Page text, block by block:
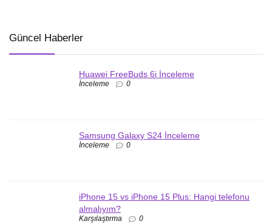
Güncel Haberler
Huawei FreeBuds 6i İnceleme
İnceleme 0
Samsung Galaxy S24 İnceleme
İnceleme 0
iPhone 15 vs iPhone 15 Plus: Hangi telefonu
almalıyım?
Karşılaştırma 0